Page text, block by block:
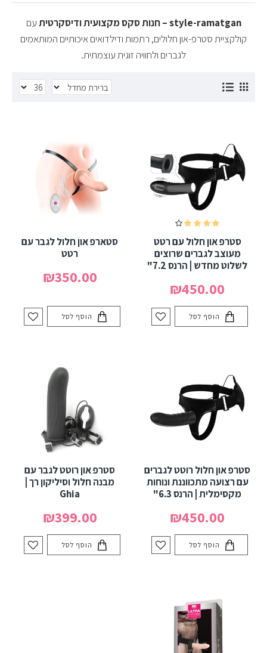
style-ramatgan – חנות סקס מקצועית ודיסקרטית
עם
קולקציית סטרפ-און חלולים, רתמות ודילדואים איכותיים המותאמים
לגברים ולחוויה זוגית עוצמתית.
סטרפ און חלול עם רטט
מעוצב לגברים שרוצים
לשלוט מחדש | הרנס 7.2"
₪450.00
הוסף לסל
סטארפ און חלול לגבר עם
רטט
₪350.00
הוסף לסל
סטרפ און חלול רוטט לגברים
עם רצועה מתכווננת ונוחות
מקסימלית | הרנס 6.3"
₪450.00
הוסף לסל
סטרפ און רוטט לגבר עם
מבנה חלול וסיליקון רך |
Ghia
₪399.00
הוסף לסל